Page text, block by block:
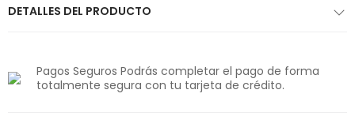
DETALLES DEL PRODUCTO
Pagos Seguros Podrás completar el pago de forma
totalmente segura con tu tarjeta de crédito.